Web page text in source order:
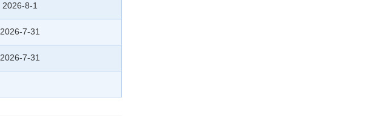
2026-8-1
2026-7-31
2026-7-31